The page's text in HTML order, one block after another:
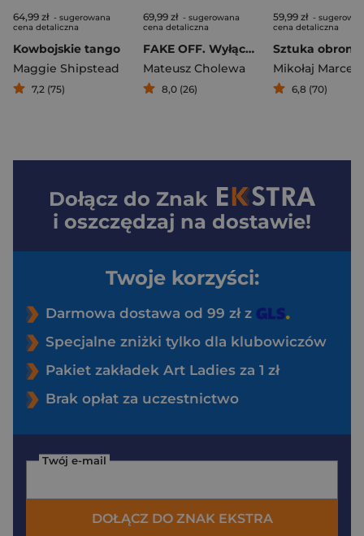
64,99 zł - sugerowana
cena detaliczna
Kowbojskie tango
Maggie Shipstead
7,2 (75)
69,99 zł - sugerowana
cena detaliczna
FAKE OFF. Wyłącz dezinformację ze swojego życia
Mateusz Cholewa
8,0 (26)
59,99 zł -
cena detaliczna
Mikołaj Marcela
6,8 (70)
Dołącz do Znak
i oszczędzaj na dostawie!
Twoje korzyści:
Darmowa dostawa od 99 zł z
Specjalne zniżki tylko dla klubowiczów
Pakiet zakładek Art Ladies za 1 zł
Brak opłat za uczestnictwo
Twój e-mail
DOŁĄCZ DO ZNAK EKSTRA